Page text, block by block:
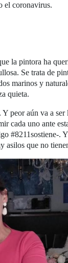
el coronavirus.
la pintora ha
Se trata de
marinos y
quieta.
peor aún va a
cada uno ante
#8211sostiene-
que no